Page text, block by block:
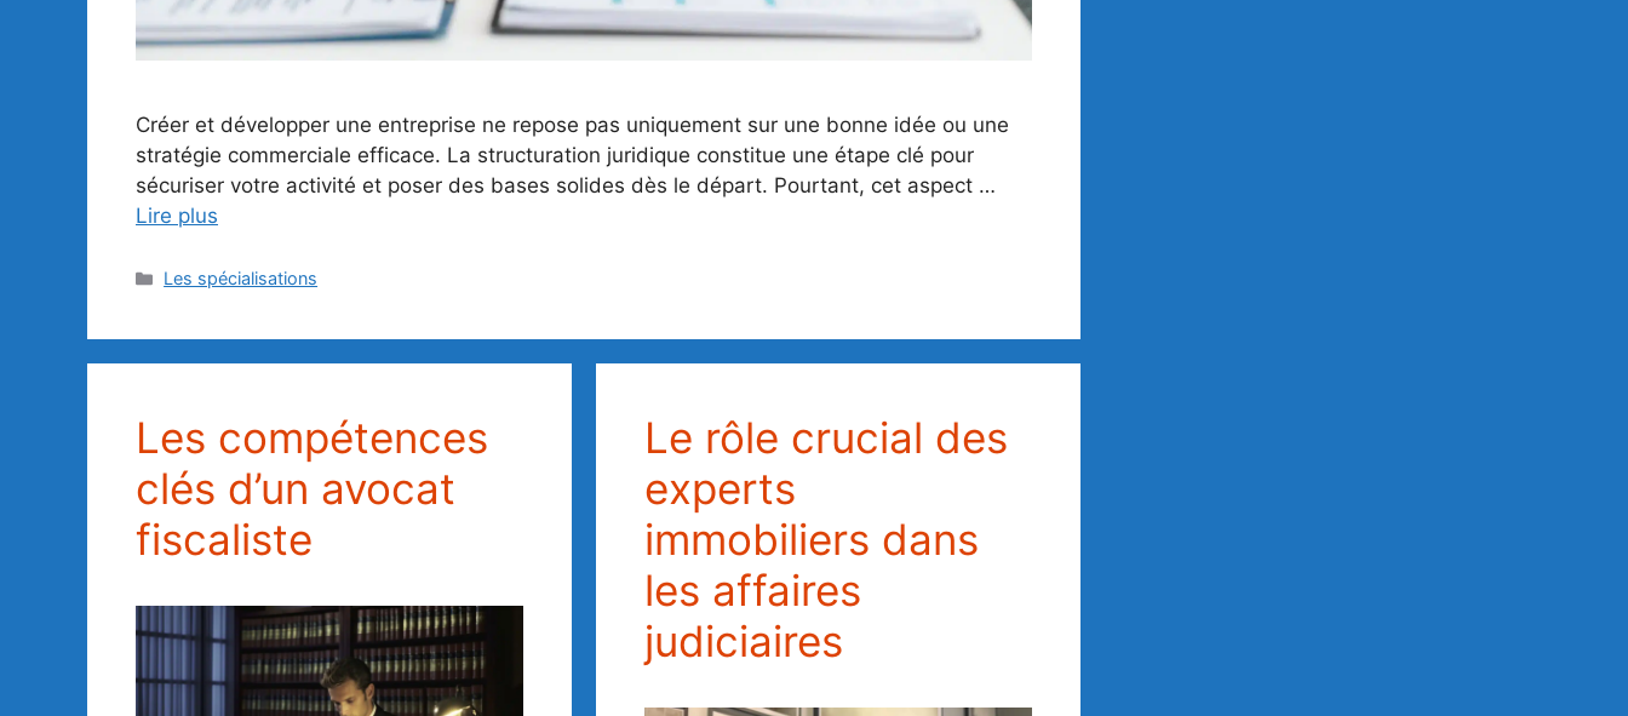
Créer et développer une entreprise ne repose pas uniquement sur une bonne idée ou une
stratégie commerciale efficace. La structuration juridique constitue une étape clé pour
sécuriser votre activité et poser des bases solides dès le départ. Pourtant, cet aspect …
Lire plus
Catégories
Les spécialisations
Les compétences
clés d’un avocat
fiscaliste
Le rôle crucial des
experts
immobiliers dans
les affaires
judiciaires